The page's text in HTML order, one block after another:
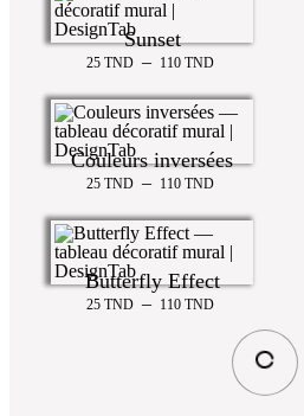
Sunset
25 TND – 110 TND
Couleurs inversées
25 TND – 110 TND
Butterfly Effect
25 TND – 110 TND